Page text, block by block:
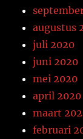
augustus
juli 2020
juni 2020
mei 2020
april 2020
maart
februari